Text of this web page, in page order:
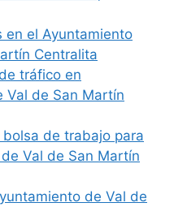
en el Ayuntamiento
Centralita
tráfico en
Val de San Martín
bolsa de trabajo para
Val de San Martín
de Val de